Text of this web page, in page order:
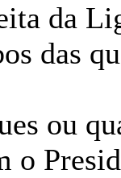
da
das
ou
o